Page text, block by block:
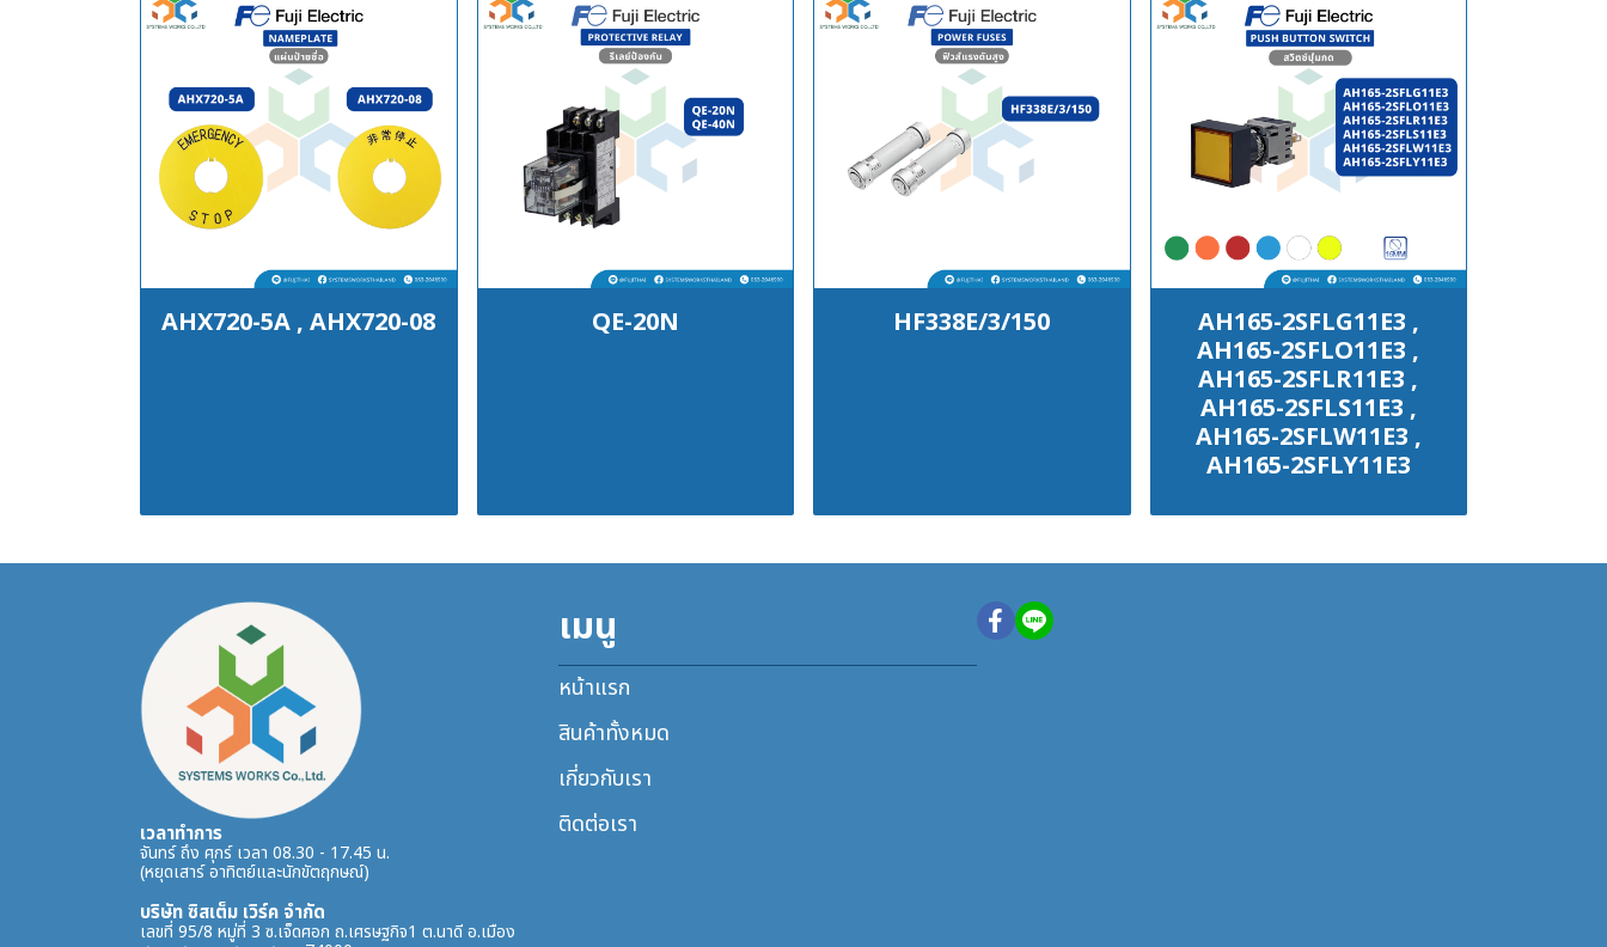
AHX720-5A , AHX720-08 QE-20N HF338E/3/150
AH165-2SFLG11E3 ,
AH165-2SFLO11E3 ,
AH165-2SFLR11E3 ,
AH165-2SFLS11E3 ,
AH165-2SFLW11E3 ,
AH165-2SFLY11E3
เวลาทำการ
จันทร์ ถึง ศุกร์ เวลา 08.30 - 17.45 น.
(หยุดเสาร์ อาทิตย์และนักขัตฤกษณ์)
บริษัท ซิสเต็ม เวิร์ค จำกัด
เลขที่ 95/8 หมู่ที่ 3 ซ.เจ็ดศอก ถ.เศรษฐกิจ1 ต.นาดี อ.เมือง
เมนู
หน้าแรก
สินค้าทั้งหมด
เกี่ยวกับเรา
ติดต่อเรา